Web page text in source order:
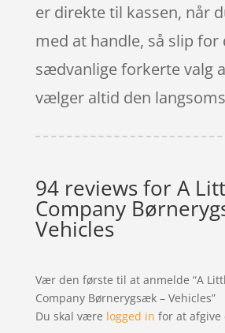
er direkte til kassen, når
med at handle, så slip for
sædvanlige forkerte valg
vælger altid den
94 reviews forA
Company
Vehicles
Vær den første til at anmelde “A
Company Børnerygsæk – Vehicles”
Du skal være logged in for at afgive